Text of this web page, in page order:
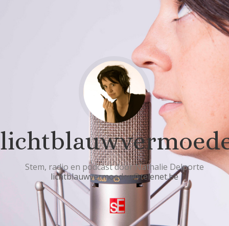
Stem, radio en podcast door Nathalie Delporte
lichtblauwvermoeden@telenet.be